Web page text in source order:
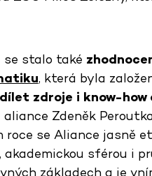
se stalo také
, která byla
zdroje i know-how
aliance Zdeněk
roce se Aliance jasně
sférou i
základech a je